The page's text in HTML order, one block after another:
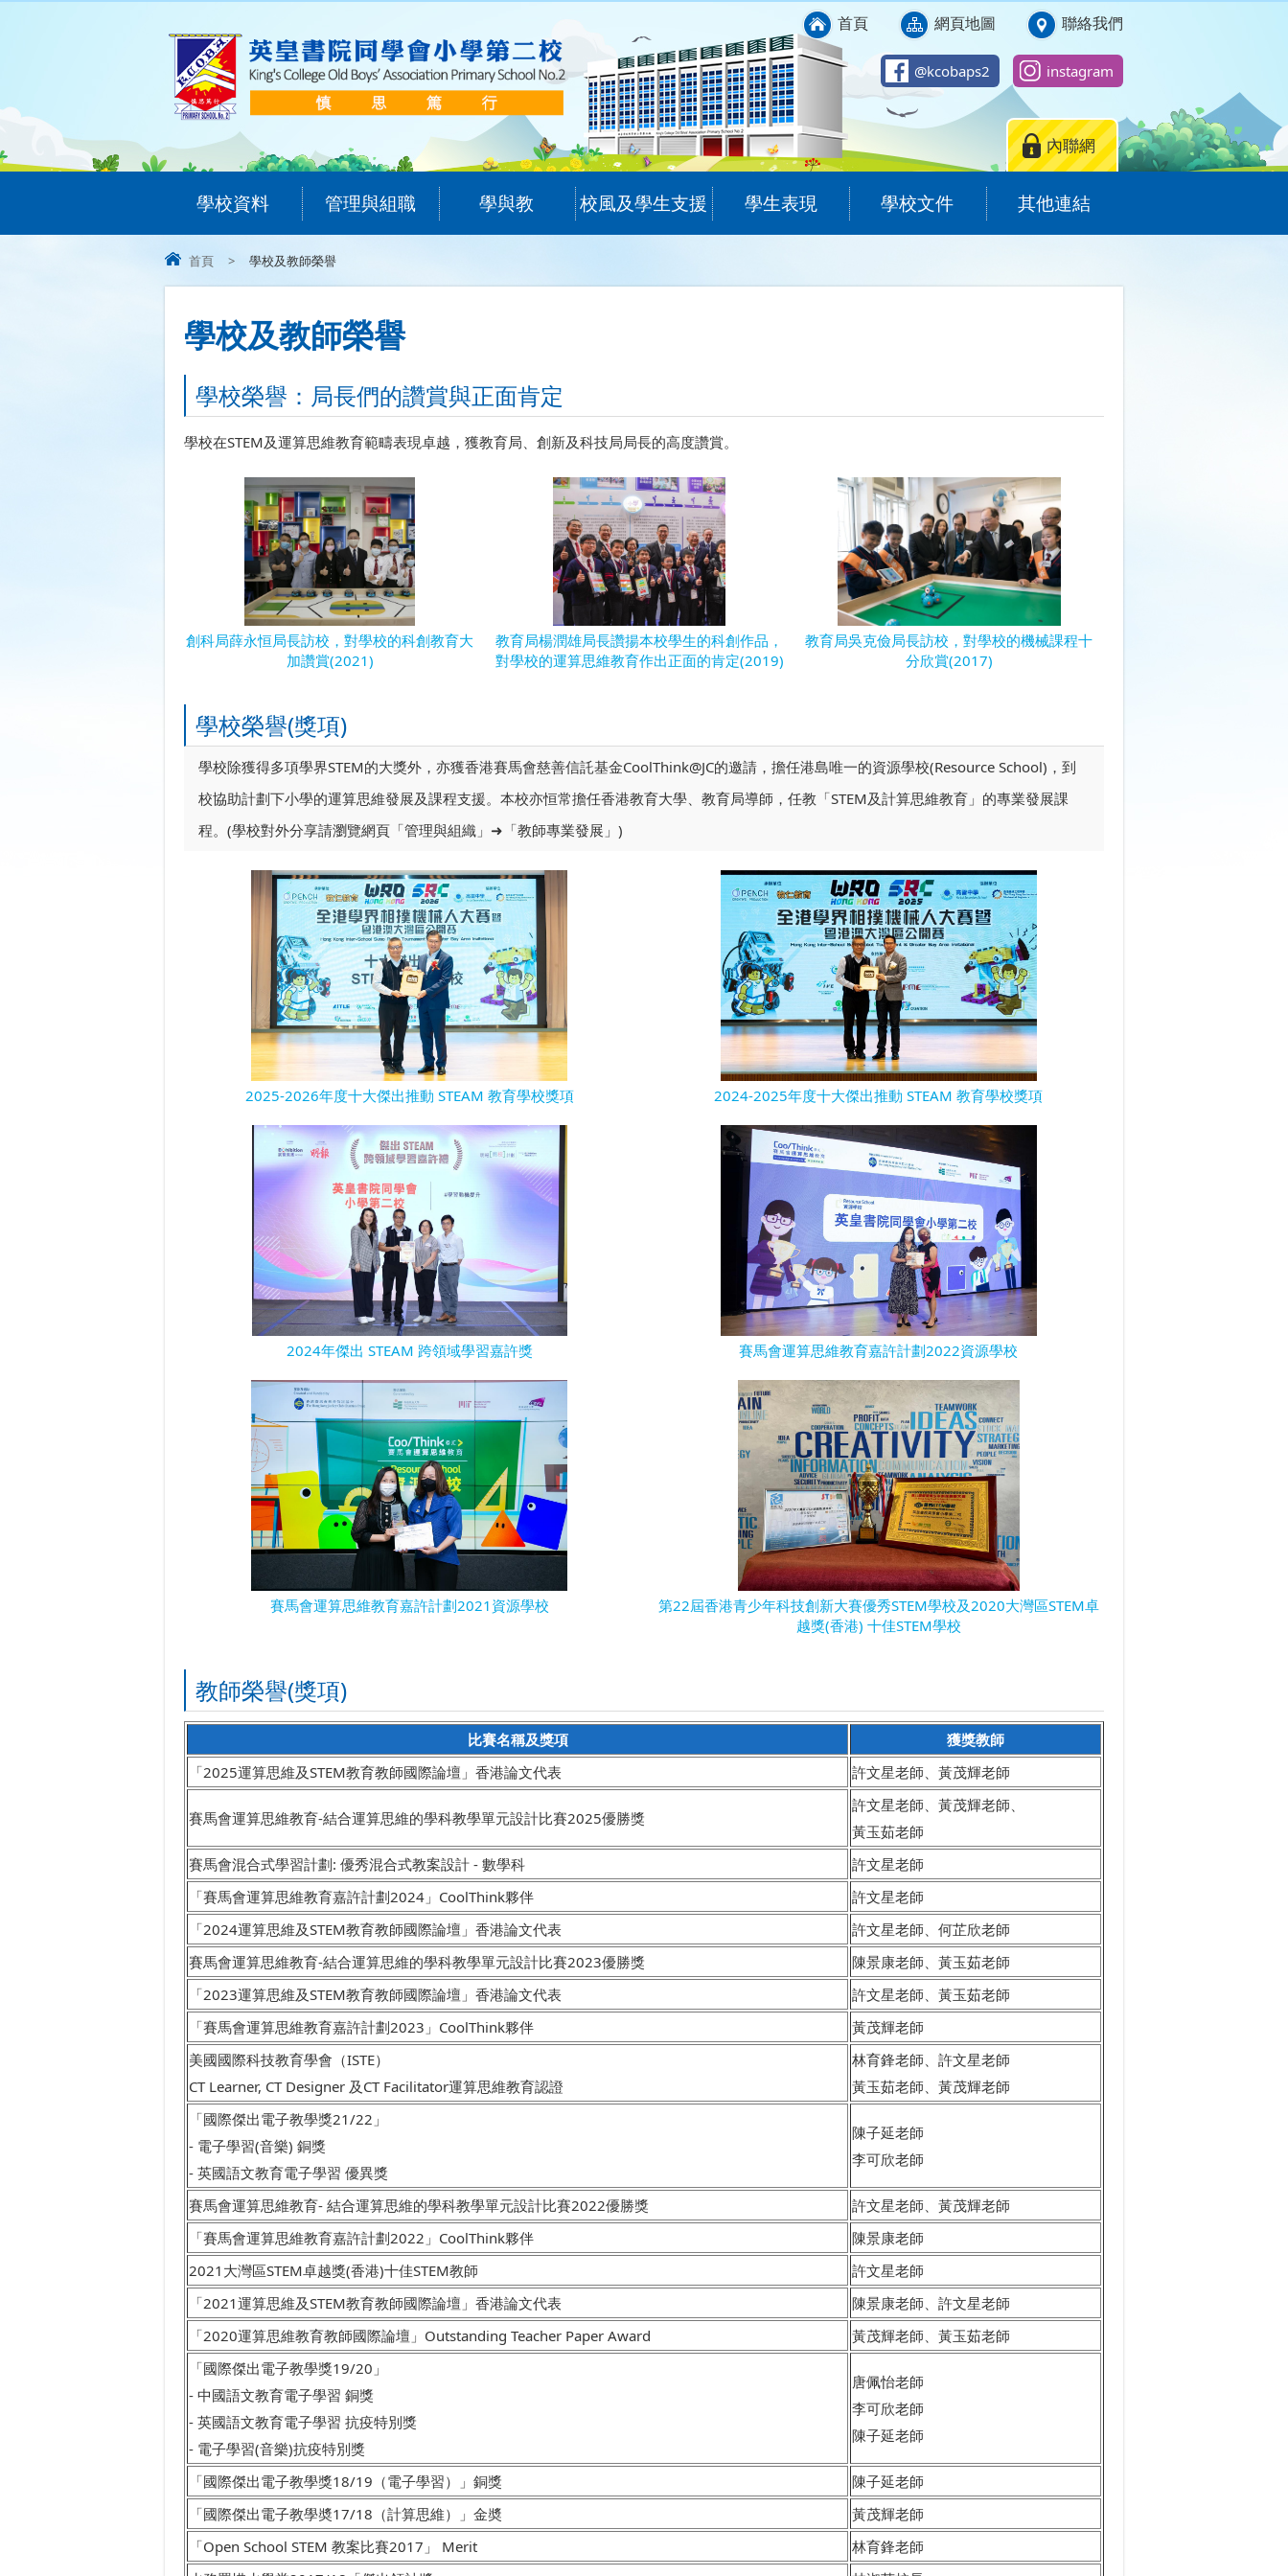
首頁 網頁地圖 聯絡我們
@kcobaps2 instagram
內聯網
學校資料 管理與組職 學與教 校風及學生支援 學生表現 學校文件 其他連結
首頁 > 學校及教師榮譽
學校及教師榮譽
學校榮譽：局長們的讚賞與正面肯定
學校在STEM及運算思維教育範疇表現卓越，獲教育局、創新及科技局局長的高度讚賞。
創科局薛永恒局長訪校，對學校的科創教育大
加讚賞(2021)
教育局楊潤雄局長讚揚本校學生的科創作品，
對學校的運算思維教育作出正面的肯定(2019)
教育局吳克儉局長訪校，對學校的機械課程十
分欣賞(2017)
學校榮譽(獎項)
學校除獲得多項學界STEM的大獎外，亦獲香港賽馬會慈善信託基金CoolThink@JC的邀請，擔任港島唯一的資源學校(Resource School)，到
校協助計劃下小學的運算思維發展及課程支援。本校亦恒常擔任香港教育大學、教育局導師，任教「STEM及計算思維教育」的專業發展課
程。(學校對外分享請瀏覽網頁「管理與組織」➜「教師專業發展」)
2025-2026年度十大傑出推動 STEAM 教育學校獎項 2024-2025年度十大傑出推動 STEAM 教育學校獎項
2024年傑出 STEAM 跨領域學習嘉許獎 賽馬會運算思維教育嘉許計劃2022資源學校
賽馬會運算思維教育嘉許計劃2021資源學校
第22屆香港青少年科技創新大賽優秀STEM學校及2020大灣區STEM卓
越獎(香港) 十佳STEM學校
教師榮譽(獎項)
比賽名稱及獎項
獲獎教師
「2025運算思維及STEM教育教師國際論壇」香港論文代表
許文星老師、黃茂輝老師
賽馬會運算思維教育-結合運算思維的學科教學單元設計比賽2025優勝獎
許文星老師、黃茂輝老師、
黃玉茹老師
賽馬會混合式學習計劃: 優秀混合式教案設計 - 數學科
許文星老師
「賽馬會運算思維教育嘉許計劃2024」CoolThink夥伴
許文星老師
「2024運算思維及STEM教育教師國際論壇」香港論文代表
許文星老師、何芷欣老師
賽馬會運算思維教育-結合運算思維的學科教學單元設計比賽2023優勝獎
陳景康老師、黃玉茹老師
「2023運算思維及STEM教育教師國際論壇」香港論文代表
許文星老師、黃玉茹老師
「賽馬會運算思維教育嘉許計劃2023」CoolThink夥伴
黃茂輝老師
美國國際科技教育學會（ISTE）
CT Learner, CT Designer 及CT Facilitator運算思維教育認證
林育鋒老師、許文星老師
黃玉茹老師、黃茂輝老師
「國際傑出電子教學獎21/22」
- 電子學習(音樂) 銅獎
- 英國語文教育電子學習 優異獎
陳子延老師
李可欣老師
賽馬會運算思維教育- 結合運算思維的學科教學單元設計比賽2022優勝獎
許文星老師、黃茂輝老師
「賽馬會運算思維教育嘉許計劃2022」CoolThink夥伴
陳景康老師
2021大灣區STEM卓越獎(香港)十佳STEM教師
許文星老師
「2021運算思維及STEM教育教師國際論壇」香港論文代表
陳景康老師、許文星老師
「2020運算思維教育教師國際論壇」Outstanding Teacher Paper Award
黃茂輝老師、黃玉茹老師
「國際傑出電子教學獎19/20」
- 中國語文教育電子學習 銅獎
- 英國語文教育電子學習 抗疫特別獎
- 電子學習(音樂)抗疫特別獎
唐佩怡老師
李可欣老師
陳子延老師
「國際傑出電子教學獎18/19（電子學習）」銅獎
陳子延老師
「國際傑出電子教學奬17/18（計算思維）」金奬
黃茂輝老師
「Open School STEM 教案比賽2017」 Merit
林育鋒老師